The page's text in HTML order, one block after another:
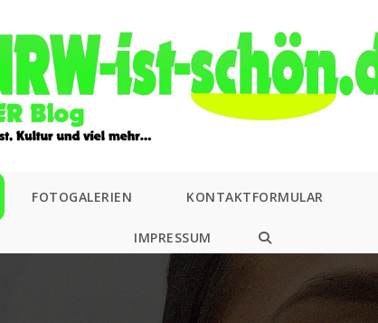
FOTOGALERIEN KONTAKTFORMULAR
IMPRESSUM
WEBSITE-
SUCHE
UMSCHALTEN